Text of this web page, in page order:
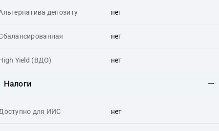
депозиту нет
нет
Yield (ВДО) нет
Налоги
для ИИС нет